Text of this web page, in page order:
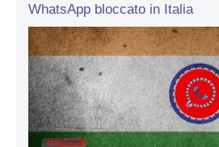
WhatsApp bloccato in Italia